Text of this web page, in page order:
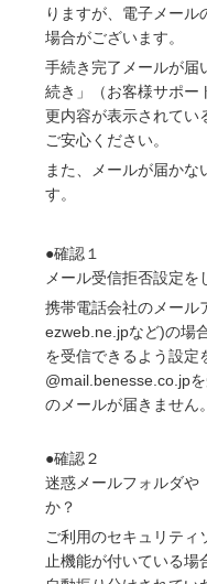
りますが、電子メール
場合がございます。
手続き完了メールが届
続き」（お客様サポー
更内容が表示されてい
ご安心ください。
また、メールが届かな
す。
●確認１
メール受信拒否設定を
携帯電話会社のメール
ezweb.ne.jpなど)の場
を受信できるよう設定
@mail.benesse.co.jp
のメールが届きません。
●確認２
迷惑メールフォルダや
か？
ご利用のセキュリティ
止機能が付いている場